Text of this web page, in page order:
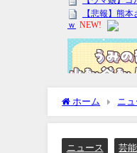
ホーム ニ
ニュース 芸能